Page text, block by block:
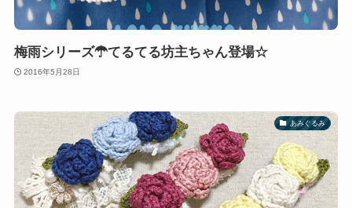
梅雨シリーズ☂てるてる坊主ちゃん登場☆
2016年5月28日
あみぐるみ